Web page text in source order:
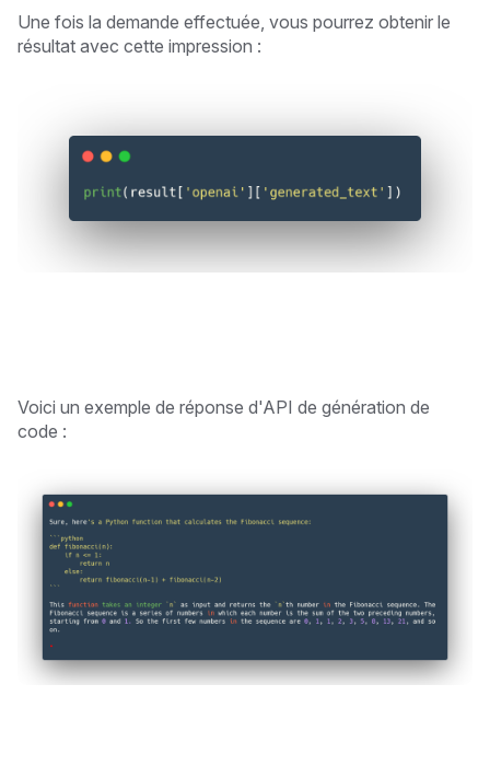
Une fois la demande effectuée, vous pourrez obtenir le
résultat avec cette impression :
Voici un exemple de réponse d'API de génération de
code :